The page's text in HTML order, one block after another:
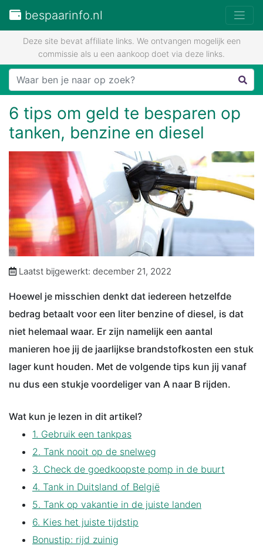
bespaarinfo.nl
Deze site bevat affiliate links. We ontvangen mogelijk een
commissie als u een aankoop doet via deze links.
6 tips om geld te besparen op
tanken, benzine en diesel
Laatst bijgewerkt: december 21, 2022
Hoewel je misschien denkt dat iedereen hetzelfde
bedrag betaalt voor een liter benzine of diesel, is dat
niet helemaal waar. Er zijn namelijk een aantal
manieren hoe jij de jaarlijkse brandstofkosten een stuk
lager kunt houden. Met de volgende tips kun jij vanaf
nu dus een stukje voordeliger van A naar B rijden.
Wat kun je lezen in dit artikel?
1. Gebruik een tankpas
2. Tank nooit op de snelweg
3. Check de goedkoopste pomp in de buurt
4. Tank in Duitsland of België
5. Tank op vakantie in de juiste landen
6. Kies het juiste tijdstip
Bonustip: rijd zuinig